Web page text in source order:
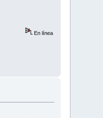
En línea